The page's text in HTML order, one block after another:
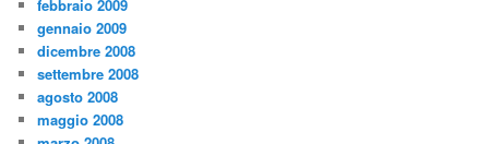
febbraio 2009
gennaio 2009
dicembre 2008
settembre 2008
agosto 2008
maggio 2008